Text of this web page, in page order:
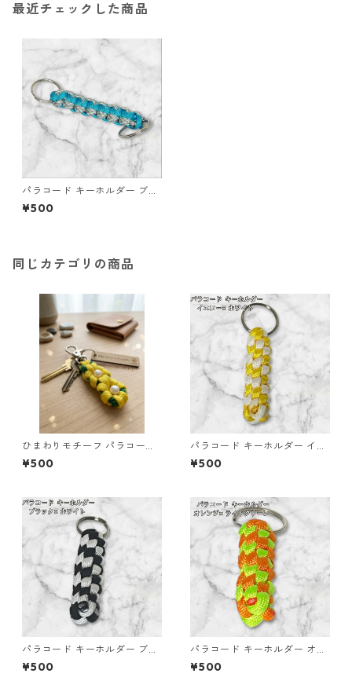
最近チェックした商品
パラコード キーホルダー ブル
ー グレー ホワイト 編み込み s
36 アウトドア
¥500
同じカテゴリの商品
ひまわりモチーフ パラコード
キーホルダー s44 アウトドア
¥500
パラコード キーホルダー イエ
ロー ホワイト 編み込み s21
¥500
パラコード キーホルダー ブラ
ック ホワイト 編み込み s22
¥500
パラコード キーホルダー オレ
ンジ ライトグリーン 編み込み
s25
¥500